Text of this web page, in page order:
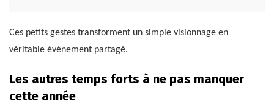
Ces petits gestes transforment un simple visionnage en
véritable événement partagé.
Les autres temps forts à ne pas manquer
cette année